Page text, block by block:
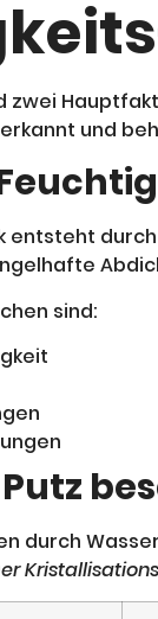
zwei
und
entsteht
sind:
durch